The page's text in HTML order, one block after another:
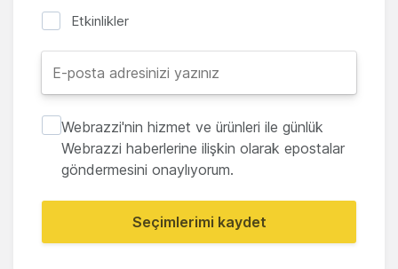
Etkinlikler
Webrazzi'nin hizmet ve ürünleri ile günlük
Webrazzi haberlerine ilişkin olarak epostalar
göndermesini onaylıyorum.
Seçimlerimi kaydet